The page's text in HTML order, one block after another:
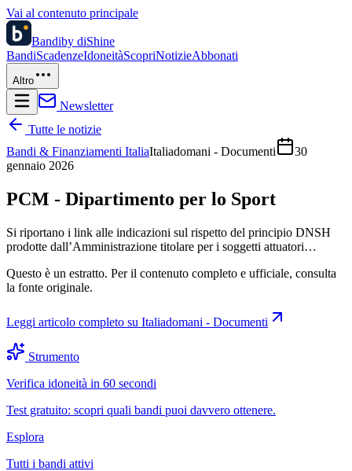
Vai al contenuto principale
Bandiby diShine
BandiScadenzeIdoneitàScopriNotizieAbbonati
Altro
Newsletter
Tutte le notizie
Bandi & Finanziamenti ItaliaItaliadomani - Documenti
30
gennaio 2026
PCM - Dipartimento per lo Sport
Si riportano i link alle indicazioni sul rispetto del principio DNSH
prodotte dall’Amministrazione titolare per i soggetti attuatori…
Questo è un estratto. Per il contenuto completo e ufficiale, consulta
la fonte originale.
Leggi articolo completo su Italiadomani - Documenti
Strumento
Verifica idoneità in 60 secondi
Test gratuito: scopri quali bandi puoi davvero ottenere.
Esplora
Tutti i bandi attivi